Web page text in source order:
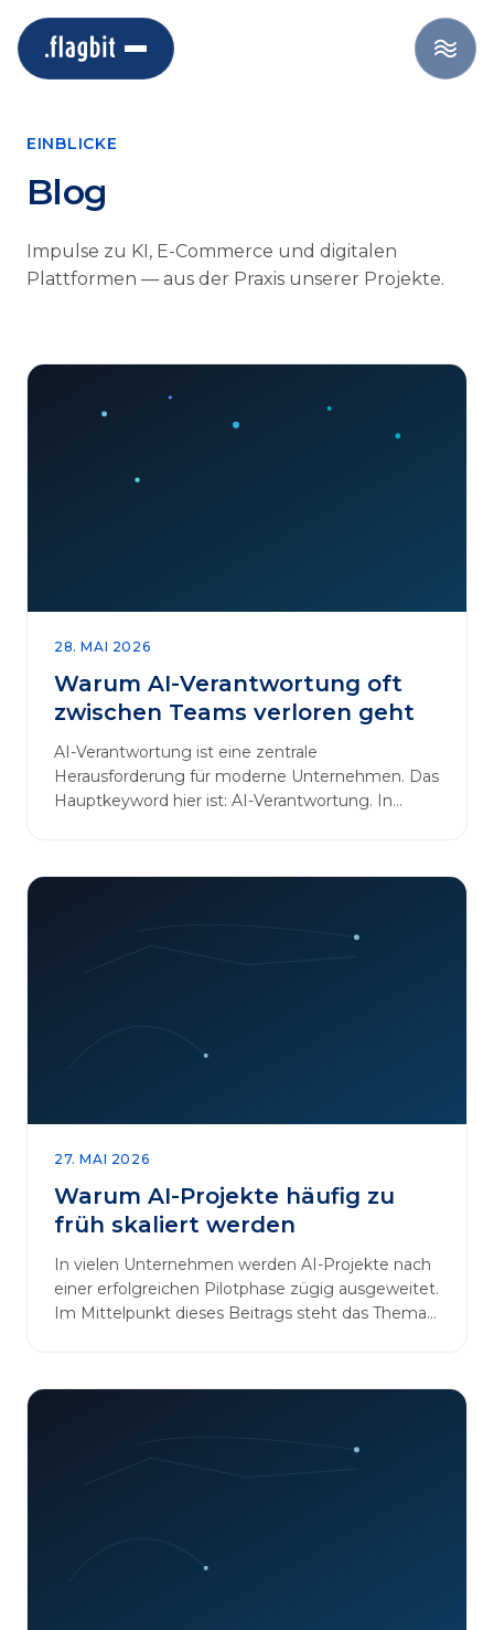
EINBLICKE
Blog
Impulse zu KI, E-Commerce und digitalen
Plattformen — aus der Praxis unserer Projekte.
28. MAI 2026
Warum AI-Verantwortung oft
zwischen Teams verloren geht
AI-Verantwortung ist eine zentrale
Herausforderung für moderne Unternehmen. Das
Hauptkeyword hier ist: AI-Verantwortung. In
27. MAI 2026
Warum AI-Projekte häufig zu
früh skaliert werden
In vielen Unternehmen werden AI-Projekte nach
einer erfolgreichen Pilotphase zügig ausgeweitet.
Im Mittelpunkt dieses Beitrags steht das Thema